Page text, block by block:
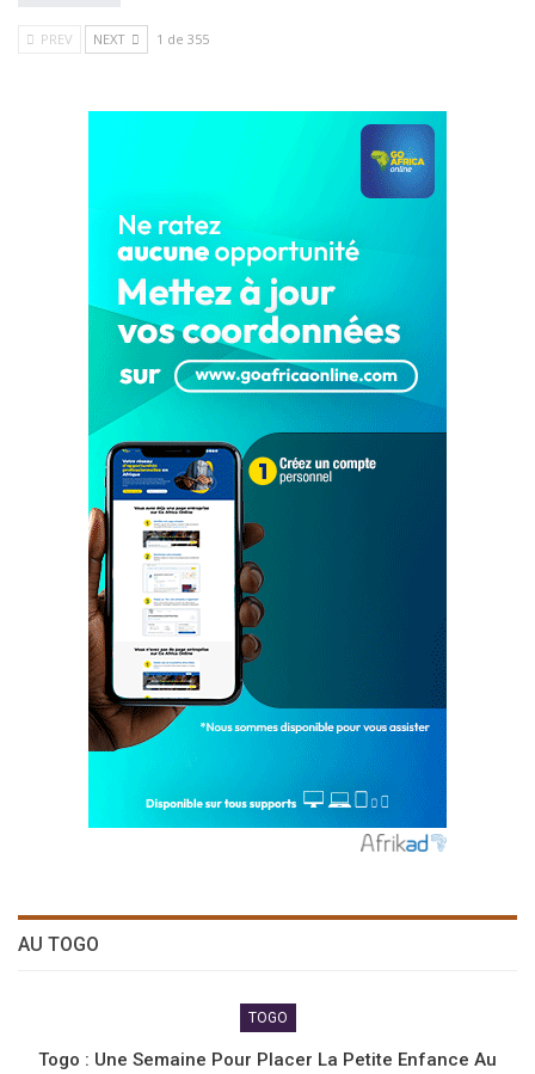
PREV NEXT 1 de 355
AU TOGO
TOGO
Togo : Une Semaine Pour Placer La Petite Enfance Au